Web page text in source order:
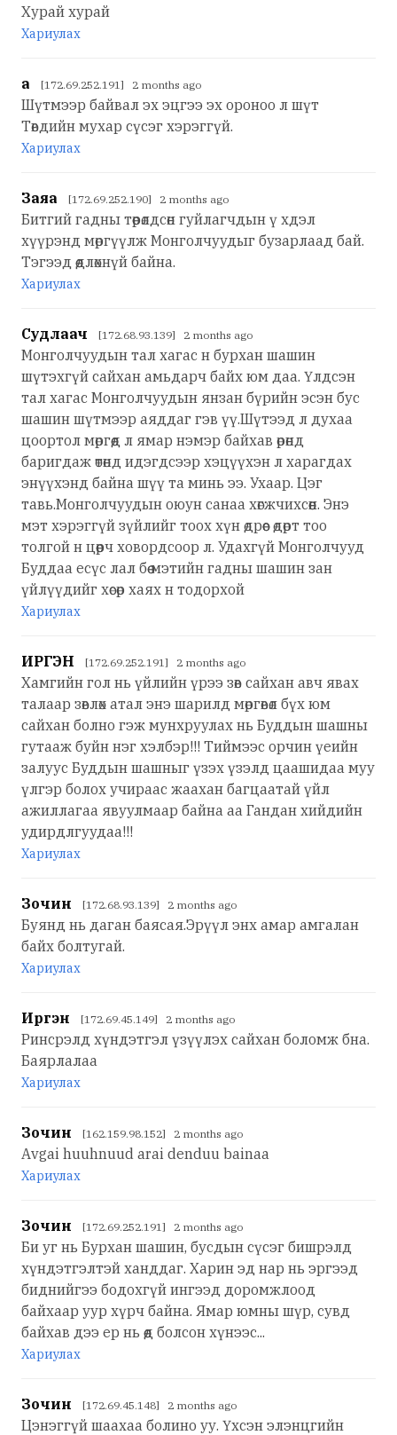
Хурай хурай
Хариулах
а [172.69.252.191] 2 months ago
Шүтмээр байвал эх эцгээ эх ороноо л шүт
Төвдийн мухар сүсэг хэрэггүй.
Хариулах
Заяа [172.69.252.190] 2 months ago
Битгий гадны төөрөлдсөн гуйлагчдын ү хдэл
хүүрэнд мөргүүлж Монголчуудыг бузарлаад бай.
Тэгээд өөдлөхнүй байна.
Хариулах
Судлаач [172.68.93.139] 2 months ago
Монголчуудын тал хагас н бурхан шашин
шүтэхгүй сайхан амьдарч байх юм даа. Үлдсэн
тал хагас Монголчуудын янзан бүрийн эсэн бус
шашин шүтмээр аяддаг гэв үү.Шүтээд л духаа
цоортол мөргөөд л ямар нэмэр байхав өрөнд
баригдаж өтөнд идэгдсээр хэцүүхэн л харагдах
энүүхэнд байна шүү та минь ээ. Ухаар. Цэг
тавь.Монголчуудын оюун санаа хөгжчихсөөн. Энэ
мэт хэрэггүй зүйлийг тоох хүн өдрөөс өдөрт тоо
толгой н цөөрч ховордсоор л. Удахгүй Монголчууд
Буддаа есүс лал бөө мэтийн гадны шашин зан
үйлүүдийг хөсөр хаях н тодорхой
Хариулах
ИРГЭН [172.69.252.191] 2 months ago
Хамгийн гол нь үйлийн үрээ зөв сайхан авч явах
талаар зөвлөх атал энэ шарилд мөргөвөл бүх юм
сайхан болно гэж мунхруулах нь Буддын шашны
гутааж буйн нэг хэлбэр!!! Тиймээс орчин үеийн
залуус Буддын шашныг үзэх үзэлд цаашидаа муу
үлгэр болох учираас жаахан багцаатай үйл
ажиллагаа явуулмаар байна аа Гандан хийдийн
удирдлгуудаа!!!
Хариулах
Зочин [172.68.93.139] 2 months ago
Буянд нь даган баясая.Эрүүл энх амар амгалан
байх болтугай.
Хариулах
Иргэн [172.69.45.149] 2 months ago
Ринсрэлд хүндэтгэл үзүүлэх сайхан боломж бна.
Баярлалаа
Хариулах
Зочин [162.159.98.152] 2 months ago
Avgai huuhnuud arai denduu bainaa
Хариулах
Зочин [172.69.252.191] 2 months ago
Би уг нь Бурхан шашин, бусдын сүсэг бишрэлд
хүндэтгэлтэй ханддаг. Харин эд нар нь эргээд
биднийгээ бодохгүй ингээд доромжлоод
байхаар уур хүрч байна. Ямар юмны шүр, сувд
байхав дээ ер нь өөд болсон хүнээс...
Хариулах
Зочин [172.69.45.148] 2 months ago
Цэнэггүй шаахаа болино уу. Үхсэн элэнцгийн